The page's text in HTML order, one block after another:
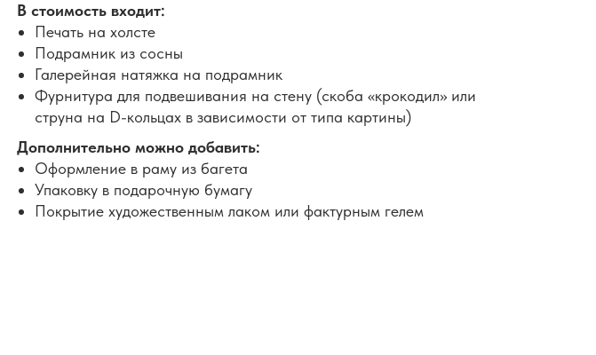
В стоимость входит:
Печать на холсте
Подрамник из сосны
Галерейная натяжка на подрамник
Фурнитура для подвешивания на стену (скоба «крокодил» или
струна на D-кольцах в зависимости от типа картины)
Дополнительно можно добавить:
Оформление в раму из багета
Упаковку в подарочную бумагу
Покрытие художественным лаком или фактурным гелем